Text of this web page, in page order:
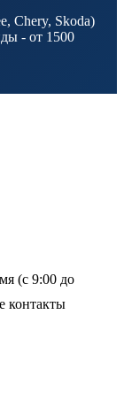
Chery, Skoda)
- от 1500
(с 9:00 до
контакты